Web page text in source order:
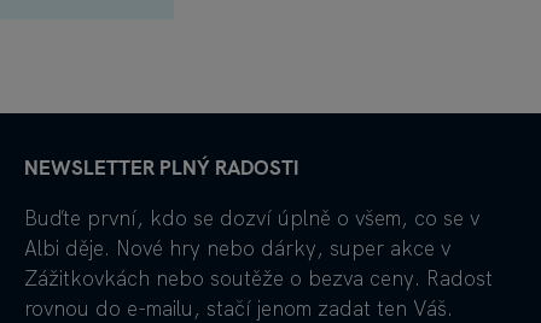
NEWSLETTER PLNÝ RADOSTI
Buďte první, kdo se dozví úplně o všem, co se v
Albi děje. Nové hry nebo dárky, super akce v
Zážitkovkách nebo soutěže o bezva ceny. Radost
rovnou do e-mailu, stačí jenom zadat ten Váš.